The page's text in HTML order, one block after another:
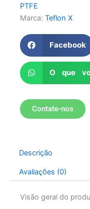
PTFE
Marca: Teflon X
Facebook
O que
Contate-nos
Descrição
Avaliações (0)
Visão geral do